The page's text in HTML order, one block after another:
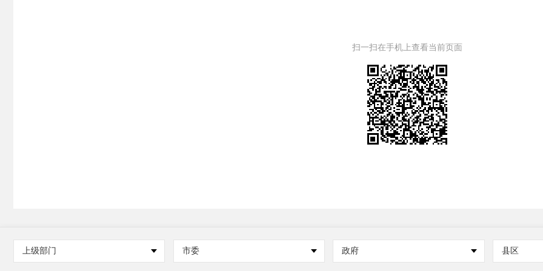
扫一扫在手机上查看当前页面
上级部门 市委 政府 县区